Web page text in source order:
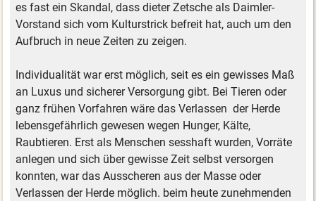
es fast ein Skandal, dass dieter Zetsche als Daimler-
Vorstand sich vom Kulturstrick befreit hat, auch um den
Aufbruch in neue Zeiten zu zeigen.
Individualität war erst möglich, seit es ein gewisses Maß
an Luxus und sicherer Versorgung gibt. Bei Tieren oder
ganz frühen Vorfahren wäre das Verlassen der Herde
lebensgefährlich gewesen wegen Hunger, Kälte,
Raubtieren. Erst als Menschen sesshaft wurden, Vorräte
anlegen und sich über gewisse Zeit selbst versorgen
konnten, war das Ausscheren aus der Masse oder
Verlassen der Herde möglich. beim heute zunehmenden